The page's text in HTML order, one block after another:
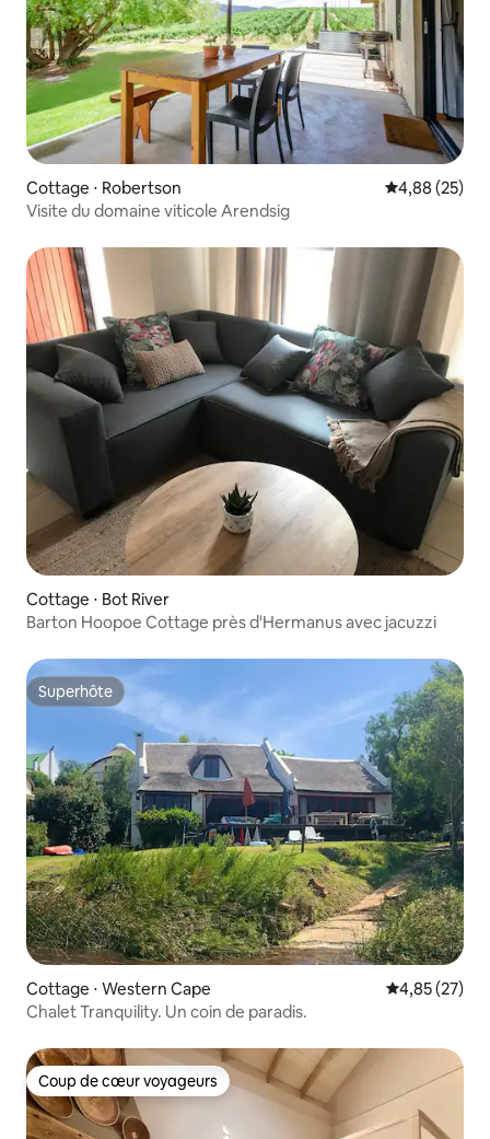
Cottage ⋅ Robertson Évaluation
4,88 (25)
Visite du domaine viticole Arendsig
Cottage ⋅ Bot River
Barton Hoopoe Cottage près d'Hermanus avec jacuzzi
Superhôte
Superhôte
Cottage ⋅ Western Cape Évaluation
4,85 (27)
Chalet Tranquility. Un coin de paradis.
Coup de cœur voyageurs
Coup de cœur voyageurs